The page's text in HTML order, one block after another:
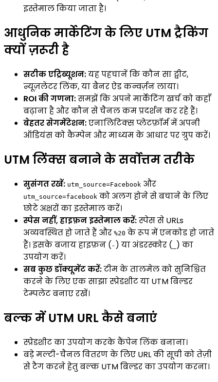
इस्तेमाल किया जाता है।
आधुनिक मार्केटिंग के लिए UTM ट्रैकिंग
क्यों ज़रूरी है
सटीक एट्रिब्यूशन:यह पहचानें कि कौन सा ट्वीट,
न्यूज़लेटर लिंक, या बैनर ऐड कन्वर्ज़न लाया।
ROI की गणना:समझें कि अपने मार्केटिंग खर्च को कहाँ
बढ़ाना है और कौन से चैनल कम प्रदर्शन कर रहे हैं।
बेहतर सेगमेंटेशन:एनालिटिक्स प्लेटफ़ॉर्म में अपनी
ऑडियंस को कैम्पेन और माध्यम के आधार पर ग्रुप करें।
UTM लिंक्स बनाने के सर्वोत्तम तरीके
सुसंगत रखें: utm_source=Facebook और
utm_source=facebook को अलग होने से बचाने के लिए
छोटे अक्षरों का इस्तेमाल करें।
स्पेस नहीं, हाइफ़न इस्तेमाल करें:स्पेस से URLs
अव्यवस्थित हो जाते हैं और %20 के रूप में एनकोड हो जाते
हैं। इसके बजाय हाइफ़न ( - ) या अंडरस्कोर ( ) का
उपयोग करें।
सब कुछ डॉक्यूमेंट करें:टीम के तालमेल को सुनिश्चित
करने के लिए एक साझा स्प्रेडशीट या UTM बिल्डर
टेम्पलेट बनाए रखें।
बल्क में UTM URL कैसे बनाएं
स्प्रेडशीट का उपयोग करके कैंपेन लिंक बनाना।
बड़े मल्टी-चैनल वितरण के लिए URL की सूची को तेज़ी
से टैग करने हेतु बल्क UTM बिल्डर का उपयोग करना।